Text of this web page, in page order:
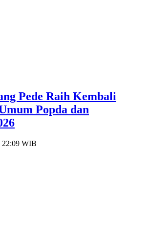
Pede Raih Kembali
Popda dan
22:09 WIB